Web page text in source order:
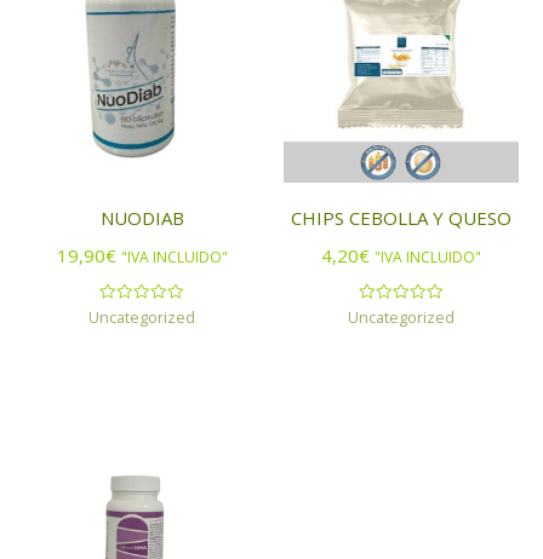
NUODIAB
19,90€ "IVA INCLUIDO"
Valorado
con
Uncategorized
CHIPS CEBOLLA Y QUESO
4,20€ "IVA INCLUIDO"
Valorado
con
Uncategorized